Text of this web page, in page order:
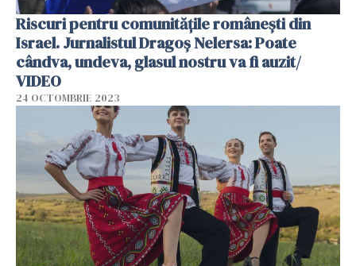
Riscuri pentru comunitățile românești din
Israel. Jurnalistul Dragoș Nelersa: Poate
cândva, undeva, glasul nostru va fi auzit/
VIDEO
24 OCTOMBRIE 2023